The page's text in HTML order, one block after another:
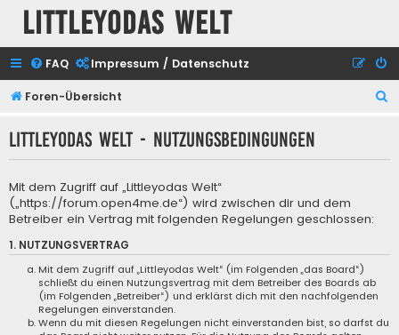
Littleyodas Welt
FAQ Impressum / Datenschutz
Foren-Übersicht
h
Littleyodas Welt - Nutzungsbedingungen
Mit dem Zugriff auf „Littleyodas Welt“
(„https://forum.open4me.de“) wird zwischen dir und dem
Betreiber ein Vertrag mit folgenden Regelungen geschlossen:
1. NUTZUNGSVERTRAG
Mit dem Zugriff auf „Littleyodas Welt“ (im Folgenden „das Board“)
schließt du einen Nutzungsvertrag mit dem Betreiber des Boards ab
(im Folgenden „Betreiber“) und erklärst dich mit den nachfolgenden
Regelungen einverstanden.
Wenn du mit diesen Regelungen nicht einverstanden bist, so darfst du